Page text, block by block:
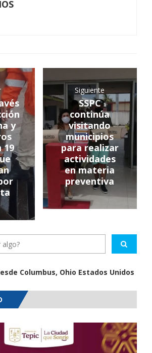
y
19
Siguiente
SSPC
continúa
visitando
municipios
para realizar
actividades
en materia
preventiva
Columbus, Ohio Estados Unidos